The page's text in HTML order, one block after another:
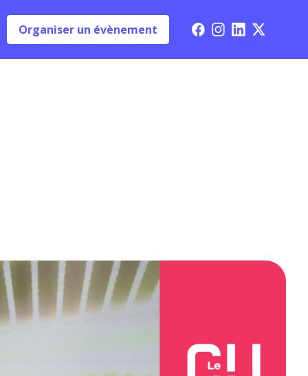
Organiser un évènement